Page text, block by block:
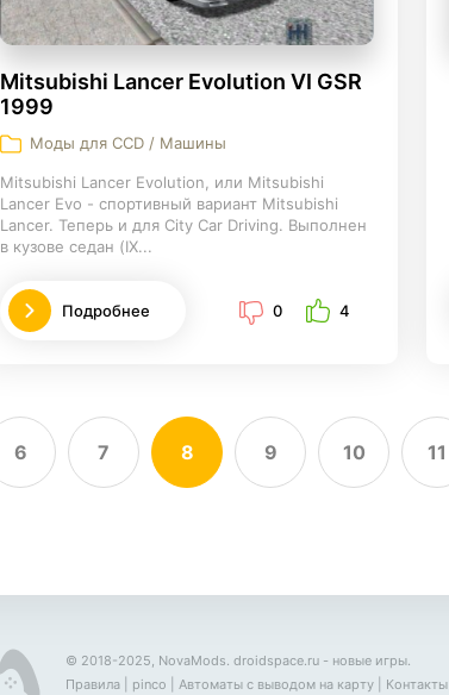
Mitsubishi Lancer Evolution VI GSR
1999
Моды для CCD / Машины
Mitsubishi Lancer Evolution, или Mitsubishi
Lancer Evo - спортивный вариант Mitsubishi
Lancer. Теперь и для City Car Driving. Выполнен
в кузове седан (IX...
Подробнее 0 4
6 7 8 9 10 11
© 2018-2025, NovaMods. droidspace.ru - новые игры.
Правила
pinco Автоматы с выводом на карту Контакты